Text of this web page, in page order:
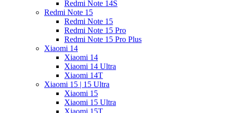
Redmi Note 14S
Redmi Note 15
Redmi Note 15
Redmi Note 15 Pro
Redmi Note 15 Pro Plus
Xiaomi 14
Xiaomi 14
Xiaomi 14 Ultra
Xiaomi 14T
Xiaomi 15 | 15 Ultra
Xiaomi 15
Xiaomi 15 Ultra
Xiaomi 15T